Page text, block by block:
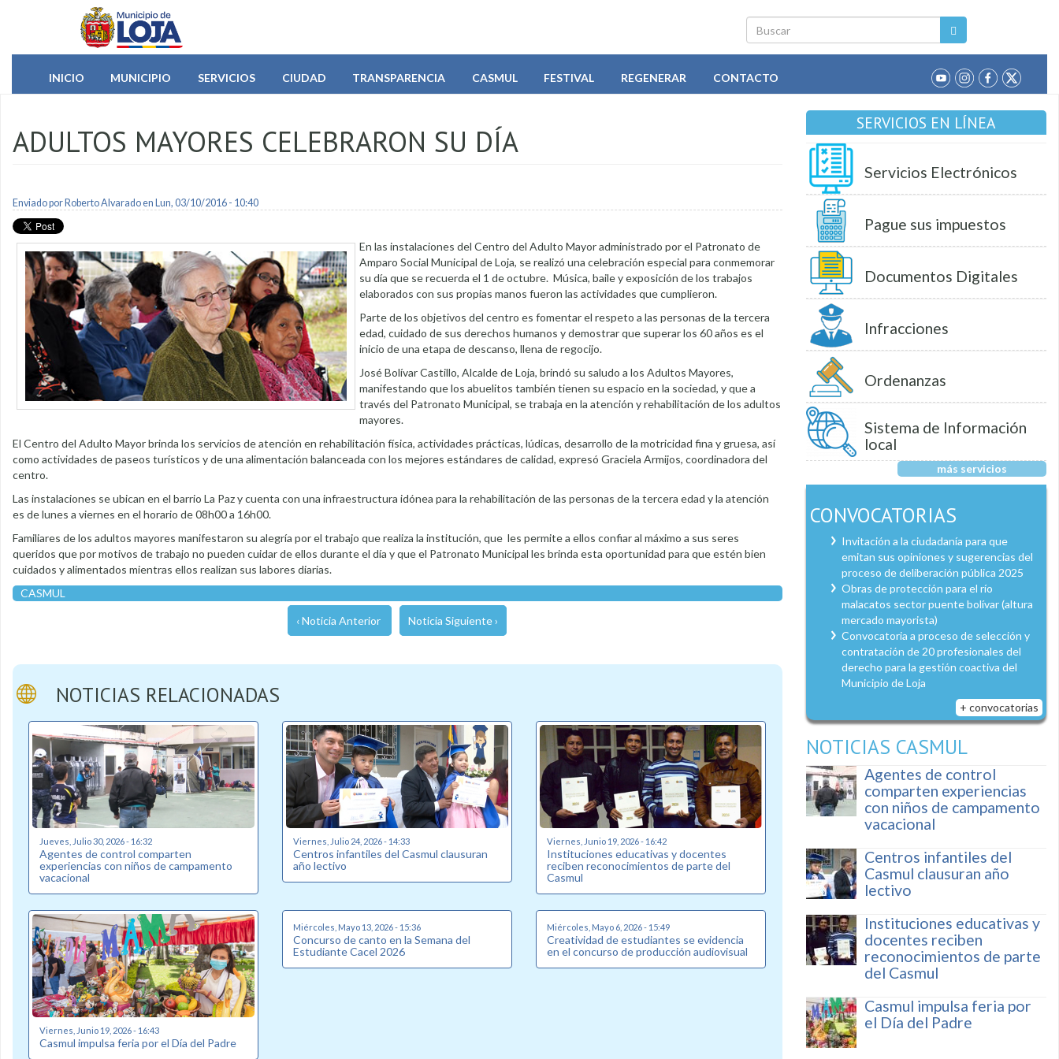
Pasar al contenido principal
Buscar
INICIO
MUNICIPIO SERVICIOS CIUDAD TRANSPARENCIA CASMUL FESTIVAL REGENERAR CONTACTO
ADULTOS MAYORES CELEBRARON SU DÍA
Enviado por Roberto Alvaradoen Lun, 03/10/2016 - 10:40
En las instalaciones del Centro del Adulto Mayor administrado por el Patronato de
Amparo Social Municipal de Loja, se realizó una celebración especial para conmemorar
su día que se recuerda el 1 de octubre. Música, baile y exposición de los trabajos
elaborados con sus propias manos fueron las actividades que cumplieron.
Parte de los objetivos del centro es fomentar el respeto a las personas de la tercera
edad, cuidado de sus derechos humanos y demostrar que superar los 60 años es el
inicio de una etapa de descanso, llena de regocijo.
José Bolívar Castillo, Alcalde de Loja, brindó su saludo a los Adultos Mayores,
manifestando que los abuelitos también tienen su espacio en la sociedad, y que a
través del Patronato Municipal, se trabaja en la atención y rehabilitación de los adultos
mayores.
El Centro del Adulto Mayor brinda los servicios de atención en rehabilitación física, actividades prácticas, lúdicas, desarrollo de la motricidad fina y gruesa, así
como actividades de paseos turísticos y de una alimentación balanceada con los mejores estándares de calidad, expresó Graciela Armijos, coordinadora del
centro.
Las instalaciones se ubican en el barrio La Paz y cuenta con una infraestructura idónea para la rehabilitación de las personas de la tercera edad y la atención
es de lunes a viernes en el horario de 08h00 a 16h00.
Familiares de los adultos mayores manifestaron su alegría por el trabajo que realiza la institución, que les permite a ellos confiar al máximo a sus seres
queridos que por motivos de trabajo no pueden cuidar de ellos durante el día y que el Patronato Municipal les brinda esta oportunidad para que estén bien
cuidados y alimentados mientras ellos realizan sus labores diarias.
CASMUL
‹ Noticia Anterior Noticia Siguiente ›
NOTICIAS RELACIONADAS
Jueves, Julio 30, 2026 - 16:32
Agentes de control comparten
experiencias con niños de campamento
vacacional
Viernes, Julio 24, 2026 - 14:33
Centros infantiles del Casmul clausuran
año lectivo
Viernes, Junio 19, 2026 - 16:42
Instituciones educativas y docentes
reciben reconocimientos de parte del
Casmul
Viernes, Junio 19, 2026 - 16:43
Casmul impulsa feria por el Día del Padre
Miércoles, Mayo 13, 2026 - 15:36
Concurso de canto en la Semana del
Estudiante Cacel 2026
Miércoles, Mayo 6, 2026 - 15:49
Creatividad de estudiantes se evidencia
en el concurso de producción audiovisual
SERVICIOS EN LÍNEA
Servicios Electrónicos
Pague sus impuestos
Documentos Digitales
Infracciones
Ordenanzas
Sistema de Información
local
más servicios
CONVOCATORIAS
Invitación a la ciudadanía para que
emitan sus opiniones y sugerencias del
proceso de deliberación pública 2025
Obras de protección para el río
malacatos sector puente bolívar (altura
mercado mayorista)
Convocatoria a proceso de selección y
contratación de 20 profesionales del
derecho para la gestión coactiva del
Municipio de Loja
+ convocatorias
NOTICIAS CASMUL
Agentes de control
comparten experiencias
con niños de campamento
vacacional
Centros infantiles del
Casmul clausuran año
lectivo
Instituciones educativas y
docentes reciben
reconocimientos de parte
del Casmul
Casmul impulsa feria por
el Día del Padre